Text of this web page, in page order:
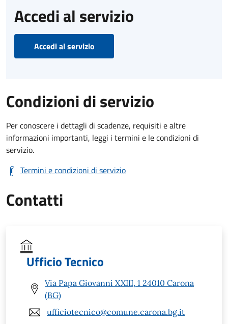
Accedi al servizio
Accedi al servizio
Condizioni di servizio
Per conoscere i dettagli di scadenze, requisiti e altre
informazioni importanti, leggi i termini e le condizioni di
servizio.
Termini e condizioni di servizio
Contatti
Ufficio Tecnico
Via Papa Giovanni XXIII, 1 24010 Carona
(BG)
ufficiotecnico@comune.carona.bg.it